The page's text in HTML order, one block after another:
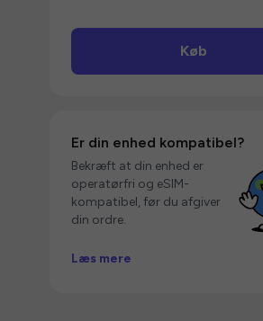
Køb
Er din enhed kompatibel?
Bekræft at din enhed er
operatørfri og eSIM-
kompatibel, før du afgiver
din ordre.
Læs mere